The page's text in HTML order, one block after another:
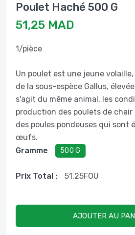
Poulet Haché 500 G
51,25 MAD
1/pièce
Un poulet est une jeune
de la sous-espèce Gallus,
s'agit du même animal, les
production des poulets de
des poules pondeuses qui sont
œufs.
Gramme
500 G
Prix ​​total : 51,25FOU
AJOUTER AU